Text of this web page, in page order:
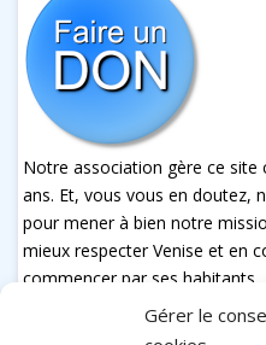
Gérer le
Notre association gère ce site
ans. Et, vous vous en doutez,
pour mener à bien notre
mieux respecter Venise et en
commencer par ses habitants